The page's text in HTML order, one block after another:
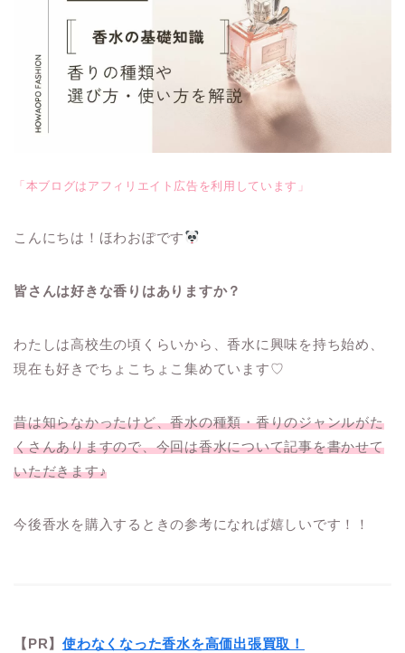
「本ブログはアフィリエイト広告を利用しています」
こんにちは！ほわおぽです
皆さんは好きな香りはありますか？
わたしは高校生の頃くらいから、香水に興味を持ち始め、
現在も好きでちょこちょこ集めています♡
昔は知らなかったけど、香水の種類・香りのジャンルがた
くさんありますので、今回は香水について記事を書かせて
いただきます♪
今後香水を購入するときの参考になれば嬉しいです！！
【PR】使わなくなった香水を高価出張買取！